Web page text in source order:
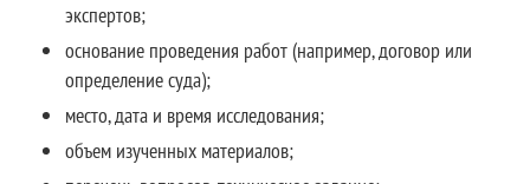
экспертов;
основание проведения работ (например, договор или
определение суда);
место, дата и время исследования;
объем изученных материалов;